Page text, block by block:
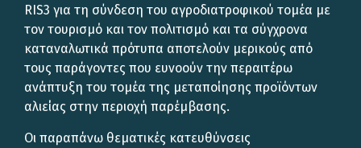
RIS3 για τη σύνδεση του αγροδιατροφικού τομέα με
τον τουρισμό και τον πολιτισμό και τα σύγχρονα
καταναλωτικά πρότυπα αποτελούν μερικούς από
τους παράγοντες που ευνοούν την περαιτέρω
ανάπτυξη του τομέα της μεταποίησης προϊόντων
αλιείας στην περιοχή παρέμβασης.
Οι παραπάνω θεματικές κατευθύνσεις